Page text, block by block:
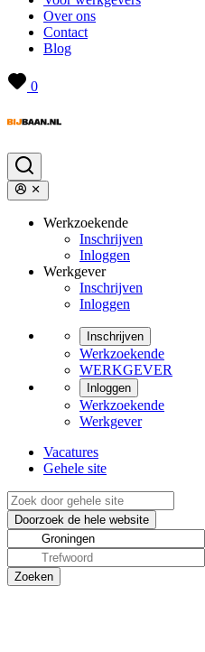
Over ons
Contact
Blog
0
Werkzoekende
Inschrijven
Inloggen
Werkgever
Inschrijven
Inloggen
Inschrijven
Werkzoekende
WERKGEVER
Inloggen
Werkzoekende
Werkgever
Vacatures
Gehele site